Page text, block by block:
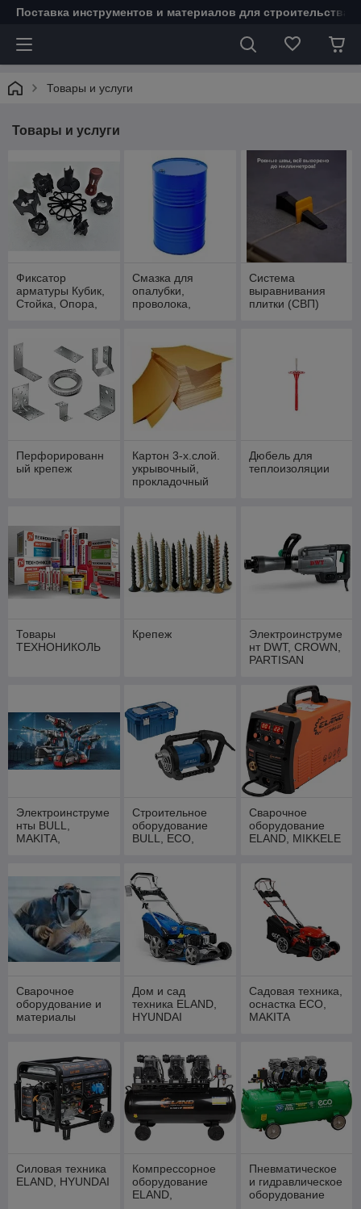
Поставка инструментов и материалов для строительства
Товары и услуги
Товары и услуги
Фиксатор
арматуры Кубик,
Стойка, Опора,
Смазка для
опалубки,
проволока,
Система
выравнивания
плитки (СВП)
Перфорированн
ый крепеж
Картон 3-х.слой.
укрывочный,
прокладочный
Дюбель для
теплоизоляции
Товары
ТЕХНОНИКОЛЬ
Крепеж
Электроинструме
нт DWT, CROWN,
PARTISAN
Электроинструме
нты BULL,
MAKITA,
Строительное
оборудование
BULL, ECO,
Сварочное
оборудование
ELAND, MIKKELE
Сварочное
оборудование и
материалы
Дом и сад
техника ELAND,
HYUNDAI
Садовая техника,
оснастка ECO,
MAKITA
Силовая техника
ELAND, HYUNDAI
Компрессорное
оборудование
ELAND,
Пневматическое
и гидравлическое
оборудование